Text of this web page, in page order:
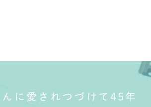
に愛されつづけて45年